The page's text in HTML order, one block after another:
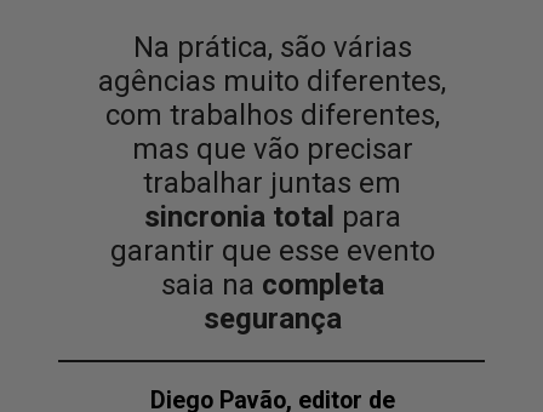
Na prática, são várias
agências muito diferentes,
com trabalhos diferentes,
mas que vão precisar
trabalhar juntas em
sincronia total para
garantir que esse evento
saia na completa
segurança
Diego Pavão, editor de